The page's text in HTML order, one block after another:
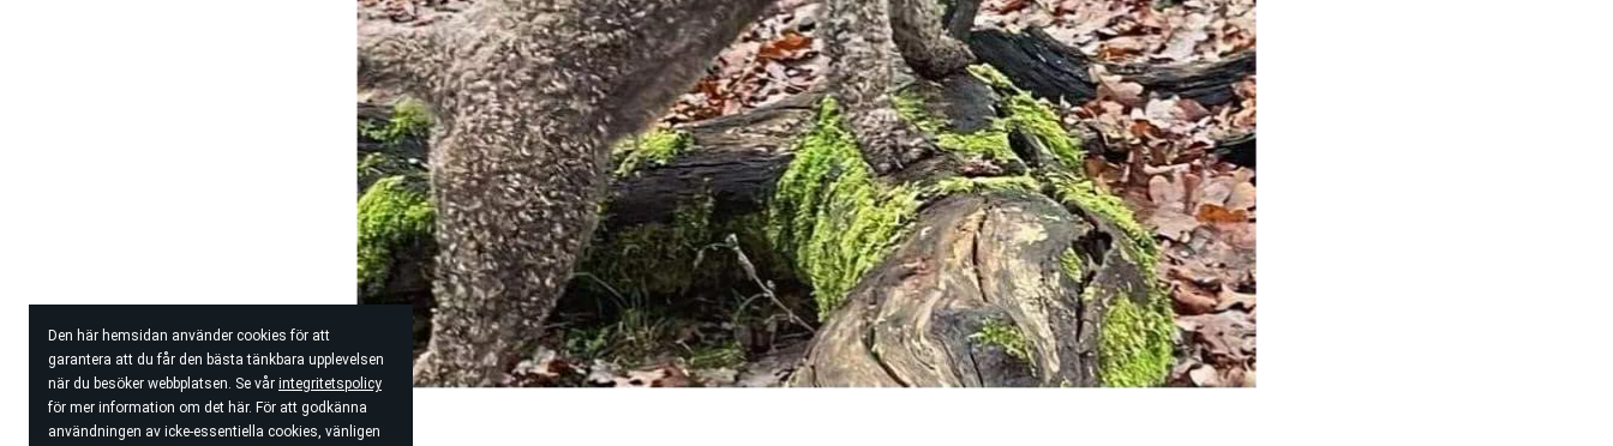
Den här hemsidan använder cookies för att
garantera att du får den bästa tänkbara upplevelsen
när du besöker webbplatsen. Se vår integritetspolicy
för mer information om det här. För att godkänna
användningen av icke-essentiella cookies, vänligen